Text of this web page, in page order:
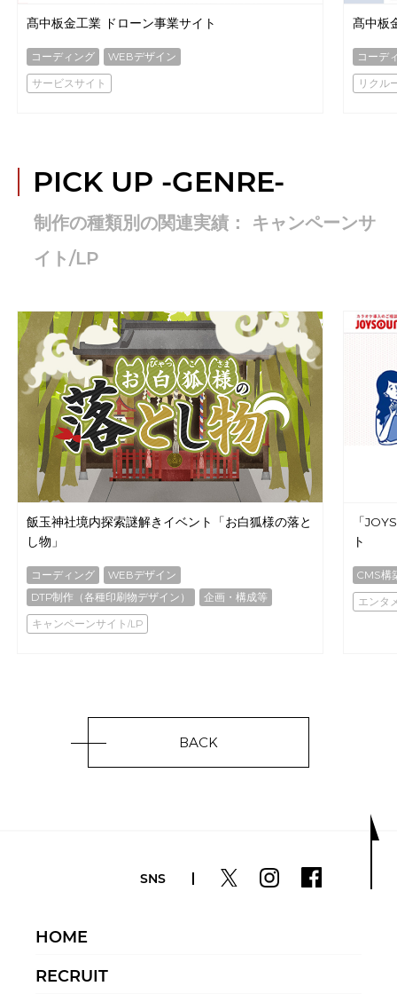
髙中板金工業 ドローン事業サイト
コーディング
WEBデザイン
サービスサイト
髙中板
コーデ
リクル
PICK UP -GENRE-
制作の種類別の関連実績： キャンペーンサ
イト/LP
飯玉神社境内探索謎解きイベント「お白狐様の落と
し物」
コーディング
WEBデザイン
DTP制作（各種印刷物デザイン）
企画・構成等
キャンペーンサイト/LP
「
ト
CMS構
エンタ
BACK
SNS
HOME
RECRUIT